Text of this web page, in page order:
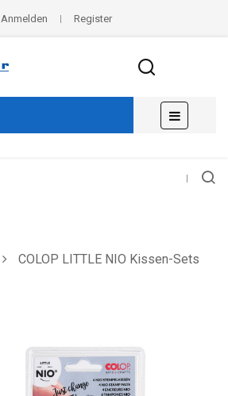
Anmelden Register
der
☰
COLOP LITTLE NIO Kissen-Sets